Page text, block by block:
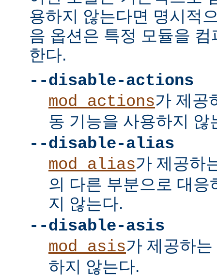
용하지 않는다면 명시적
음 옵션은 특정 모듈을
한다.
--disable-actions
mod_actions가 제공
동 기능을 사용하지 않
--disable-alias
mod_alias가 제공하
의 다른 부분으로 대응
지 않는다.
--disable-asis
mod_asis가 제공하
하지 않는다.